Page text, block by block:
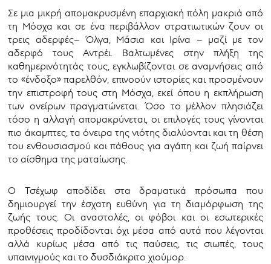
Σε μια μικρή απομακρυσμένη επαρχιακή πόλη μακριά από
τη Μόσχα και σε ένα περιβάλλον στρατιωτικών ζουν οι
τρεις αδερφές– Όλγα, Μάσια και Ιρίνα – μαζί με τον
αδερφό τους Αντρέι. Βαλτωμένες στην πλήξη της
καθημερινότητάς τους, εγκλωβίζονται σε αναμνήσεις από
το «ένδοξο» παρελθόν, επινοούν ιστορίες και προσμένουν
την επιστροφή τους στη Μόσχα, εκεί όπου η εκπλήρωση
των ονείρων πραγματώνεται. Όσο το μέλλον πλησιάζει
τόσο η αλλαγή απομακρύνεται, οι επιλογές τους γίνονται
πιο άκαμπτες, τα όνειρα της νιότης διαλύονται και τη θέση
του ενθουσιασμού και πάθους για αγάπη και ζωή παίρνει
το αίσθημα της ματαίωσης.
Ο Τσέχωφ αποδίδει στα δραματικά πρόσωπα που
δημιουργεί την έσχατη ευθύνη για τη διαμόρφωση της
ζωής τους. Οι αναστολές, οι φόβοι και οι εσωτερικές
προθέσεις προδίδονται όχι μέσα από αυτά που λέγονται
αλλά κυρίως μέσα από τις παύσεις, τις σιωπές, τους
υπαινιγμούς και το δυσδιάκριτο χιούμορ.